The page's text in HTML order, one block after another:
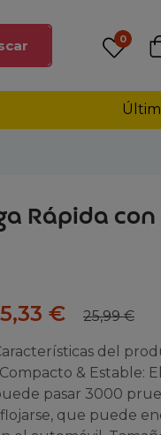
0
Rápida con
€ 25,99€
del
Compacto & Estable:
pasar 3000
que puede